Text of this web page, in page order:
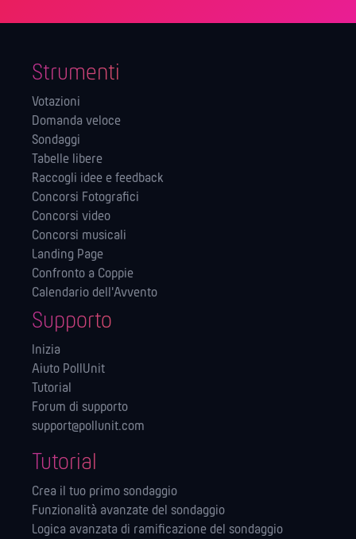
Strumenti
Votazioni
Domanda veloce
Sondaggi
Tabelle libere
Raccogli idee e feedback
Concorsi Fotografici
Concorsi video
Concorsi musicali
Landing Page
Confronto a Coppie
Calendario dell'Avvento
Supporto
Inizia
Aiuto PollUnit
Tutorial
Forum di supporto
support@pollunit.com
Tutorial
Crea il tuo primo sondaggio
Funzionalità avanzate del sondaggio
Logica avanzata di ramificazione del sondaggio